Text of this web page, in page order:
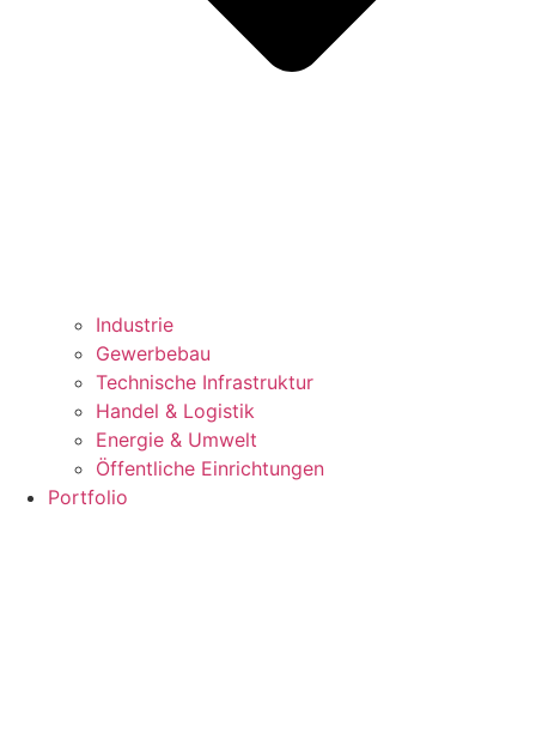
Industrie
Gewerbebau
Technische Infrastruktur
Handel & Logistik
Energie & Umwelt
Öffentliche Einrichtungen
Portfolio